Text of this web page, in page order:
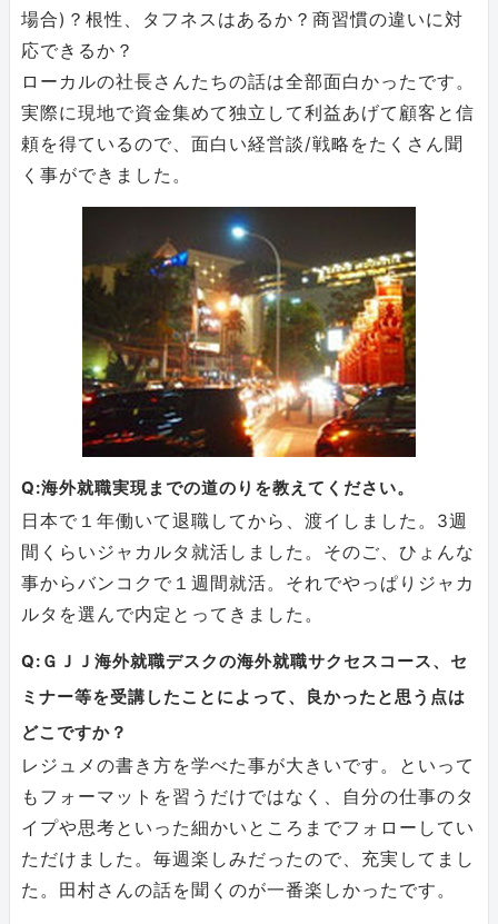
場合)？根性、タフネスはあるか？商習慣の違いに対
応できるか？
ローカルの社長さんたちの話は全部面白かったです。
実際に現地で資金集めて独立して利益あげて顧客と信
頼を得ているので、面白い経営談/戦略をたくさん聞
く事ができました。
Q:海外就職実現までの道のりを教えてください。
日本で１年働いて退職してから、渡イしました。3週
間くらいジャカルタ就活しました。そのご、ひょんな
事からバンコクで１週間就活。それでやっぱりジャカ
ルタを選んで内定とってきました。
Q:ＧＪＪ海外就職デスクの海外就職サクセスコース、セ
ミナー等を受講したことによって、良かったと思う点は
どこですか？
レジュメの書き方を学べた事が大きいです。といって
もフォーマットを習うだけではなく、自分の仕事のタ
イプや思考といった細かいところまでフォローしてい
ただけました。毎週楽しみだったので、充実してまし
た。田村さんの話を聞くのが一番楽しかったです。